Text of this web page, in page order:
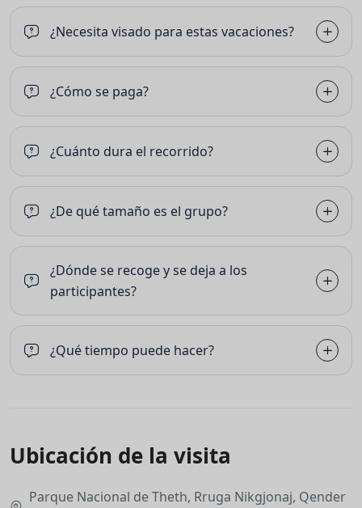
¿Necesita visado para estas vacaciones?
¿Cómo se paga?
¿Cuánto dura el recorrido?
¿De qué tamaño es el grupo?
¿Dónde se recoge y se deja a los
participantes?
¿Qué tiempo puede hacer?
Ubicación de la visita
Parque Nacional de Theth, Rruga Nikgjonaj, Qender